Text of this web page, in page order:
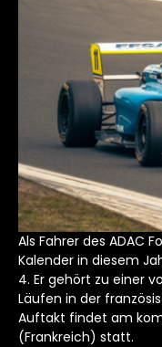
Als Fahrer des ADAC
Kalender in diesem
4. Er gehört zu einer
Läufen in der
Auftakt findet am
(Frankreich) statt.